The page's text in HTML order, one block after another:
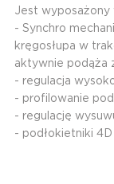
Jest wyposażony
- Synchro
kręgosłupa w
aktywnie podąża
- regulacja
- profilowanie
- regulację
- podłokietniki 4D